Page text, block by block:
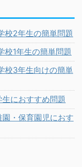
校2年生の簡単問題
校1年生の簡単問題
校3年生向けの簡単
生におすすめ問題
園・保育園児におす